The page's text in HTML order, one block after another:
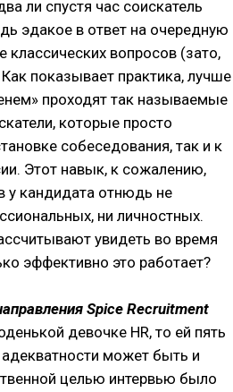
ли спустя час соискатель
эдакое в ответ на очередную
классических вопросов (зато,
показывает практика, лучше
проходят так называемые
которые просто
собеседования, так и к
Этот навык, к сожалению,
у кандидата отнюдь не
ни личностных.
увидеть во время
эффективно это работает?
Spice Recruitment
девочке HR, то ей пять
может быть и
целью интервью было